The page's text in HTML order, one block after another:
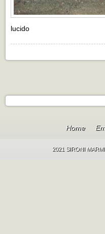
lucido
Home
2021 SIRONI